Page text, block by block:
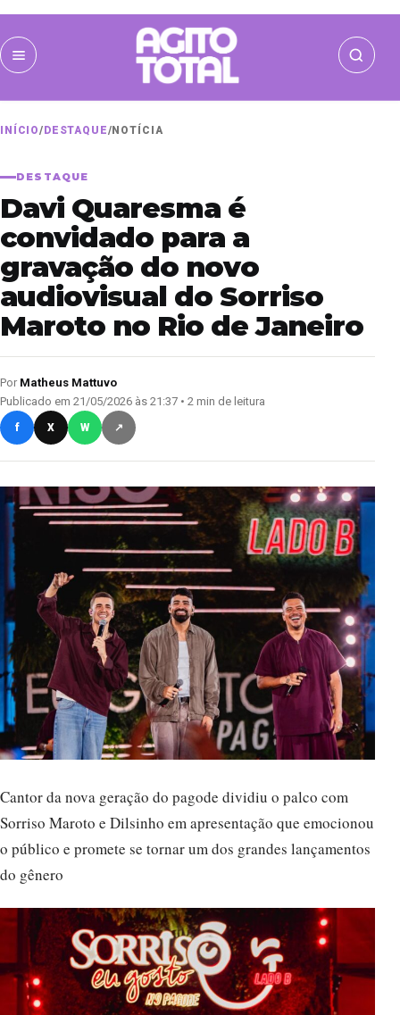
INÍCIO /DESTAQUE /NOTÍCIA
DESTAQUE
Davi Quaresma é
convidado para a
gravação do novo
audiovisual do Sorriso
Maroto no Rio de Janeiro
Por Matheus Mattuvo
Publicado em 21/05/2026 às 21:37 • 2 min de leitura
f X W ↗
Cantor da nova geração do pagode dividiu o palco com
Sorriso Maroto e Dilsinho em apresentação que emocionou
o público e promete se tornar um dos grandes lançamentos
do gênero